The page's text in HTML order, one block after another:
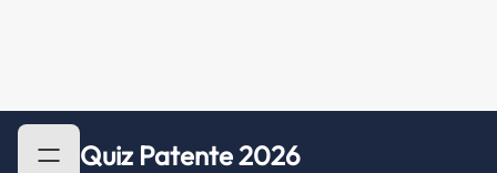
Quiz Patente 2026